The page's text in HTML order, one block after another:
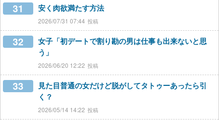
31 安く肉欲満たす方法
2026/07/31 07:44
32
女子「初デートで割り勘の男は仕事も出来ないと思
う」
2026/06/20 12:22
33
見た目普通の女だけど脱がしてタトゥーあったら引
く？
2026/05/14 14:22